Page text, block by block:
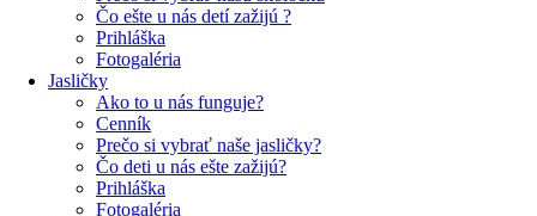
Čo ešte u nás detí zažijú ?
Prihláška
Fotogaléria
Jasličky
Ako to u nás funguje?
Cenník
Prečo si vybrať naše jasličky?
Čo deti u nás ešte zažijú?
Prihláška
Fotogaléria